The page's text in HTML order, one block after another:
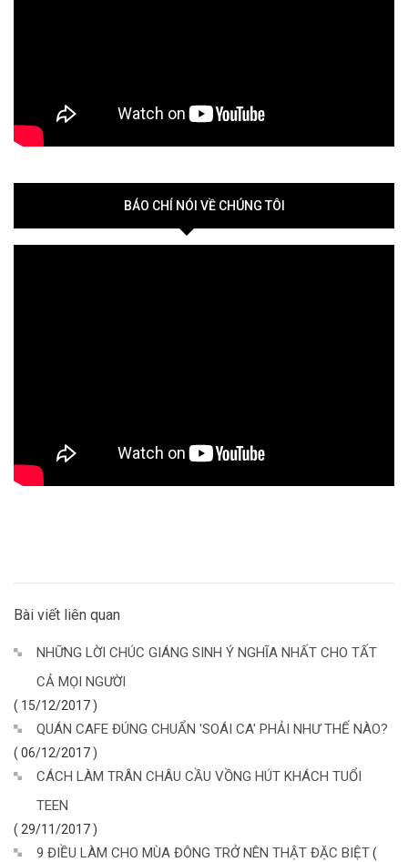
BÁO CHÍ NÓI VỀ CHÚNG TÔI
Bài viết liên quan
NHỮNG LỜI CHÚC GIÁNG SINH Ý NGHĨA NHẤT CHO TẤT
CẢ MỌI NGƯỜI
( 15/12/2017 )
QUÁN CAFE ĐÚNG CHUẨN 'SOÁI CA' PHẢI NHƯ THẾ NÀO?
( 06/12/2017 )
CÁCH LÀM TRÂN CHÂU CẦU VỒNG HÚT KHÁCH TUỔI
TEEN
( 29/11/2017 )
9 ĐIỀU LÀM CHO MÙA ĐÔNG TRỞ NÊN THẬT ĐẶC BIỆT(